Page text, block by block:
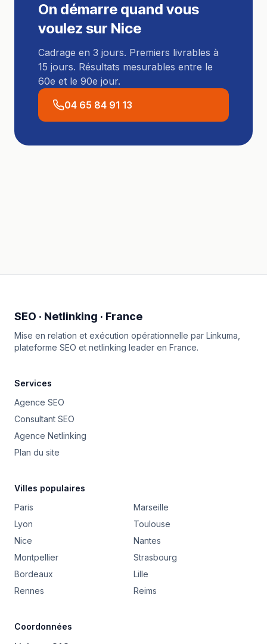
On démarre quand vous
voulez sur Nice
Cadrage en 3 jours. Premiers livrables à
15 jours. Résultats mesurables entre le
60e et le 90e jour.
04 65 84 91 13
SEO · Netlinking · France
Mise en relation et exécution opérationnelle par Linkuma
plateforme SEO et netlinking leader en France.
Services
Agence SEO
Consultant SEO
Agence Netlinking
Plan du site
Villes populaires
Paris
Marseille
Lyon
Toulouse
Nice
Nantes
Montpellier
Strasbourg
Bordeaux
Lille
Rennes
Reims
Coordonnées